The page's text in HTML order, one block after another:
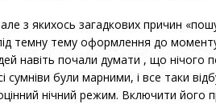
з якихось загадкових причин
темну тему оформлення до
навіть почали думати , що нічого
були марними, і все таки
нічний режим. Включити його